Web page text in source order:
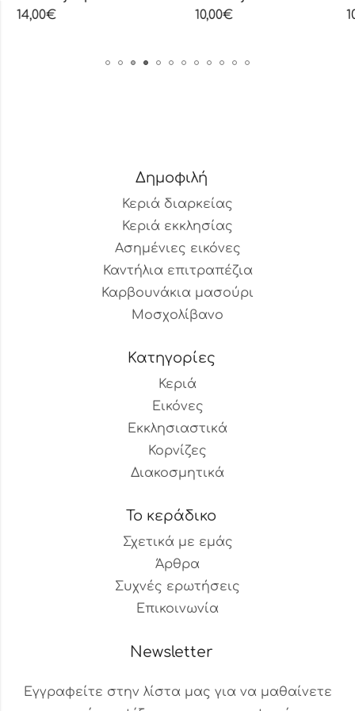
14,00
Δημοφιλή
Κεριά διαρκείας
Κεριά εκκλησίας
Ασημένιες εικόνες
Καντήλια επιτραπέζια
Καρβουνάκια μασούρι
Μοσχολίβανο
Κατηγορίες
Κεριά
Εικόνες
Εκκλησιαστικά
Κορνίζες
Διακοσμητικά
Το κεράδικο
Σχετικά με εμάς
Άρθρα
Συχνές ερωτήσεις
Επικοινωνία
Newsletter
Εγγραφείτε στην λίστα μας για να μαθαίνετε